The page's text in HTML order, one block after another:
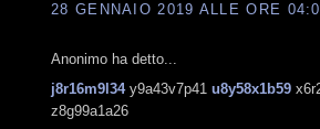
28 GENNAIO 2019 ALLE ORE
Anonimo ha detto...
j8r16m9l34y9a43v7p41 u8y58x1b59
z8g99a1a26